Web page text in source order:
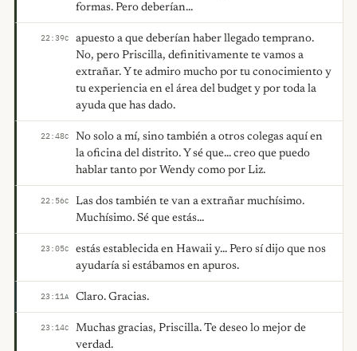
formas. Pero deberían...
22:39C
apuesto a que deberían haber llegado temprano.
No, pero Priscilla, definitivamente te vamos a
extrañar. Y te admiro mucho por tu conocimiento y
tu experiencia en el área del budget y por toda la
ayuda que has dado.
22:48C
No solo a mí, sino también a otros colegas aquí en
la oficina del distrito. Y sé que... creo que puedo
hablar tanto por Wendy como por Liz.
22:56C
Las dos también te van a extrañar muchísimo.
Muchísimo. Sé que estás...
23:05C
estás establecida en Hawaii y... Pero sí dijo que nos
ayudaría si estábamos en apuros.
23:11A Claro. Gracias.
23:14C
Muchas gracias, Priscilla. Te deseo lo mejor de
verdad.